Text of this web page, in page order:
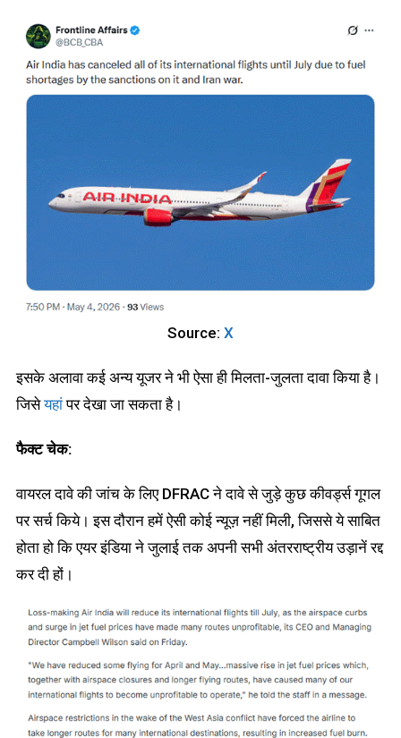
Source: X
इसके अलावा कई अन्य यूजर ने भी ऐसा ही मिलता-जुलता दावा किया है।
जिसेयहांपर देखा जा सकता है।
फैक्ट चेक:
वायरल दावे की जांच के लिए DFRAC ने दावे से जुड़े कुछ कीवर्ड्स गूगल
पर सर्च किये। इस दौरान हमें ऐसी कोई न्यूज़ नहीं मिली, जिससे ये साबित
होता हो कि एयर इंडिया ने जुलाई तक अपनी सभी अंतरराष्ट्रीय उड़ानें रद्द
कर दी हों।